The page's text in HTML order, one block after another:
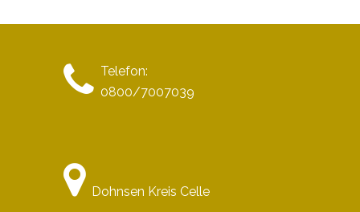
Telefon:
0800/7007039
Dohnsen Kreis Celle